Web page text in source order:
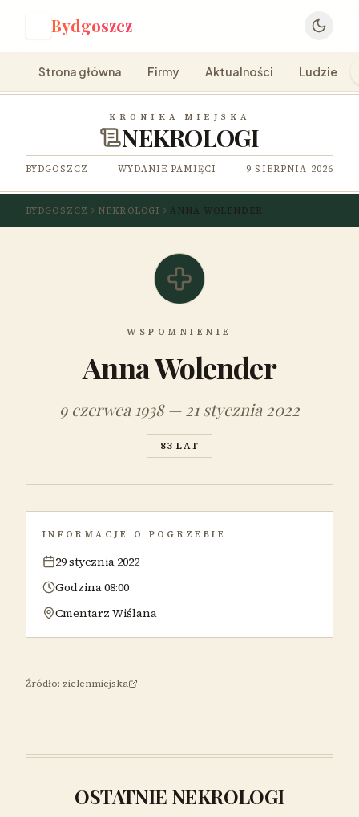
Bydgoszcz
Strona główna Firmy Aktualności Ludzie
KRONIKA MIEJSKA
NEKROLOGI
BYDGOSZCZ WYDANIE PAMIĘCI 9 SIERPNIA 2026
BYDGOSZCZ NEKROLOGI ANNA WOLENDER
WSPOMNIENIE
Anna Wolender
9 czerwca 1938 — 21 stycznia 2022
83 LAT
INFORMACJE O POGRZEBIE
29 stycznia 2022
Godzina 08:00
Cmentarz Wiślana
Źródło: zielenmiejska
OSTATNIE NEKROLOGI